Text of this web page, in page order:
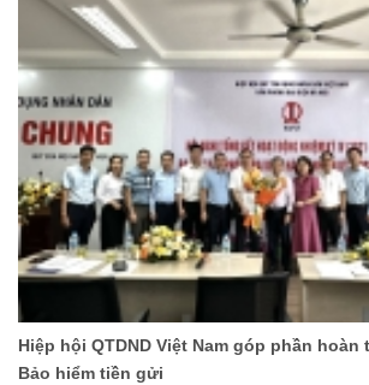
Hiệp hội QTDND Việt Nam góp phần
Bảo hiểm tiền gửi